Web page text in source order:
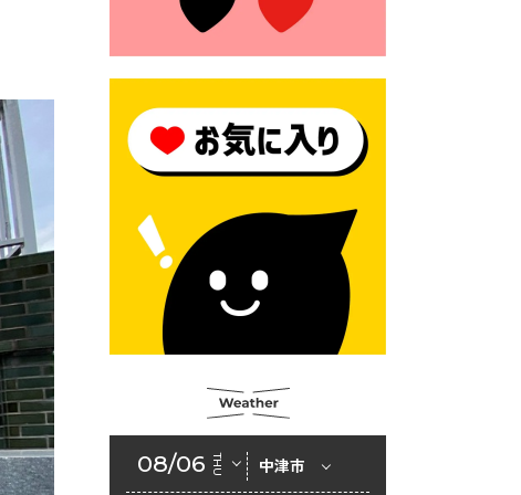
モにご注意ください！
2026年6月17日 クーリングシ
ェルターの指定
2026年6月10日 令和８年経済
センサス-活動調査
2026年6月5日 新婚世帯の家
賃の助成をしています
2026年6月2日 戸籍に氏名の
振り仮名が記載されます
審査申請（建設工事・建設コ
2026年6月1日 山田地域づくり
協議会
08/06 THU 中津市